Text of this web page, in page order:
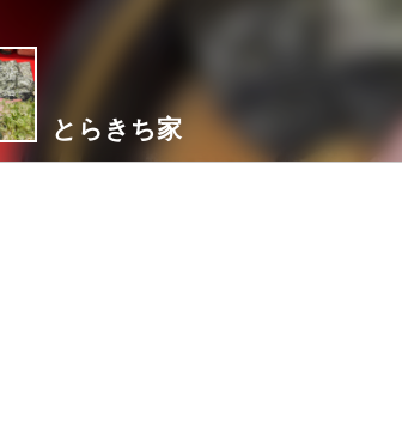
とらきち家